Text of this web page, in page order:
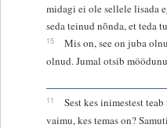
midagi ei ole sellele lisada
seda teinud nõnda, et teda
15
Mis on, see on juba
olnud. Jumal otsib
11
Sest kes inimestest
vaimu, kes temas on?